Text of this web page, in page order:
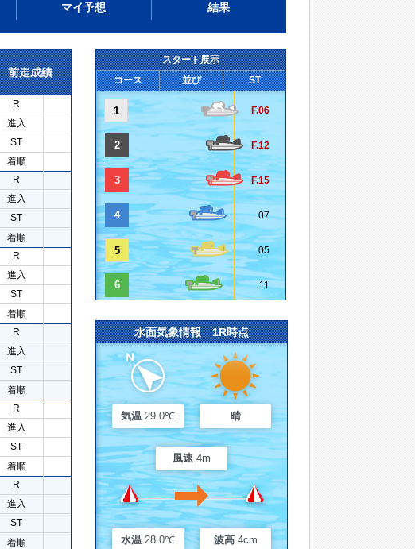
マイ予想 結果
前走成績
R
進入
ST
着順
R
進入
ST
着順
R
進入
ST
着順
R
進入
ST
着順
R
進入
ST
着順
R
進入
ST
着順
スタート展示
コース
並び ST
1 F.06
2 F.12
3 F.15
4 .07
5 .05
6 .11
水面気象情報 1R時点
気温 29.0℃ 晴
風速 4m
水温 28.0℃ 波高 4cm